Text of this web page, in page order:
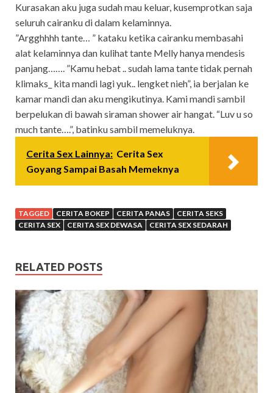
Kurasakan aku juga sudah mau keluar, kusemprotkan saja
seluruh cairanku di dalam kelaminnya.
”Argghhhh tante… ” kataku ketika cairanku membasahi
alat kelaminnya dan kulihat tante Melly hanya mendesis
panjang……. ”Kamu hebat .. sudah lama tante tidak pernah
klimaks_ kita mandi lagi yuk.. lengket nieh”, ia berjalan ke
kamar mandi dan aku mengikutinya. Kami mandi sambil
berpelukan di bawah siraman shower air hangat. “Luv u so
much tante….”, batinku sambil memeluknya.
Cerita Sex Lainnya: Cerita Sex
Goyang Sampai Basah Memeknya
TAGGED CERITA BOKEP CERITA PANAS
CERITA SEKS
CERITA SEX
CERITA SEX DEWASA CERITA SEX SEDARAH
RELATED POSTS